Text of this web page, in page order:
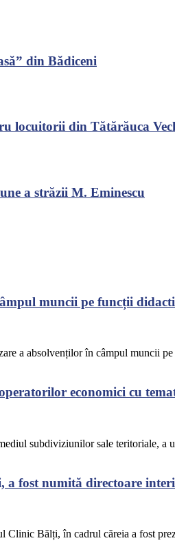
din Bădiceni
locuitorii din Tătărăuca
a străzii M. Eminescu
muncii pe funcții
a absolvenților în câmpul muncii
economici cu
subdiviziunilor sale teritoriale, a
fost numită directoare
Clinic Bălți, în cadrul căreia a fost